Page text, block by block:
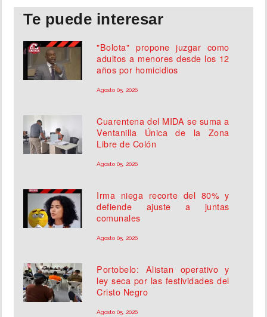
Te puede interesar
"Bolota" propone juzgar como
adultos a menores desde los 12
años por homicidios
Agosto 05, 2026
Cuarentena del MIDA se suma a
Ventanilla Única de la Zona
Libre de Colón
Agosto 05, 2026
Irma niega recorte del 80% y
defiende ajuste a juntas
comunales
Agosto 05, 2026
Portobelo: Alistan operativo y
ley seca por las festividades del
Cristo Negro
Agosto 05, 2026